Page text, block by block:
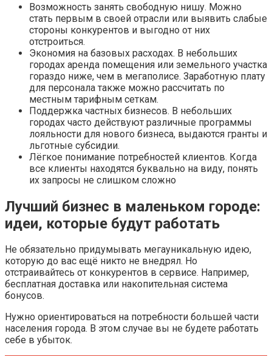
Возможность занять свободную нишу. Можно
стать первым в своей отрасли или выявить слабые
стороны конкурентов и выгодно от них
отстроиться.
Экономия на базовых расходах. В небольших
городах аренда помещения или земельного участка
гораздо ниже, чем в мегаполисе. Заработную плату
для персонала также можно рассчитать по
местным тарифным сеткам.
Поддержка частных бизнесов. В небольших
городах часто действуют различные программы
лояльности для нового бизнеса, выдаются гранты и
льготные субсидии.
Лёгкое понимание потребностей клиентов. Когда
все клиенты находятся буквально на виду, понять
их запросы не слишком сложно
Лучший бизнес в маленьком городе:
идеи, которые будут работать
Не обязательно придумывать мегауникальную идею,
которую до вас ещё никто не внедрял. Но
отстраивайтесь от конкурентов в сервисе. Например,
бесплатная доставка или накопительная система
бонусов.
Нужно ориентироваться на потребности большей части
населения города. В этом случае вы не будете работать
себе в убыток.